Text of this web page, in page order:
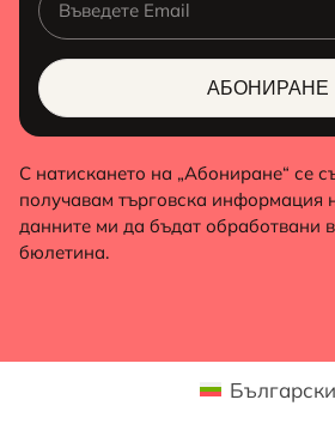
АБОНИРАНЕ
ALTERNATIVE:
С натискането на „Абониране“ се
получавам търговска информация
данните ми да бъдат обработвани
бюлетина.
Български